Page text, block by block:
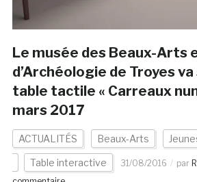
Le musée des Beaux-Arts
d’Archéologie de Troyes
table tactile « Carreaux
mars 2017
ACTUALITÉS Beaux-Arts
Table interactive 31/08/2016 par